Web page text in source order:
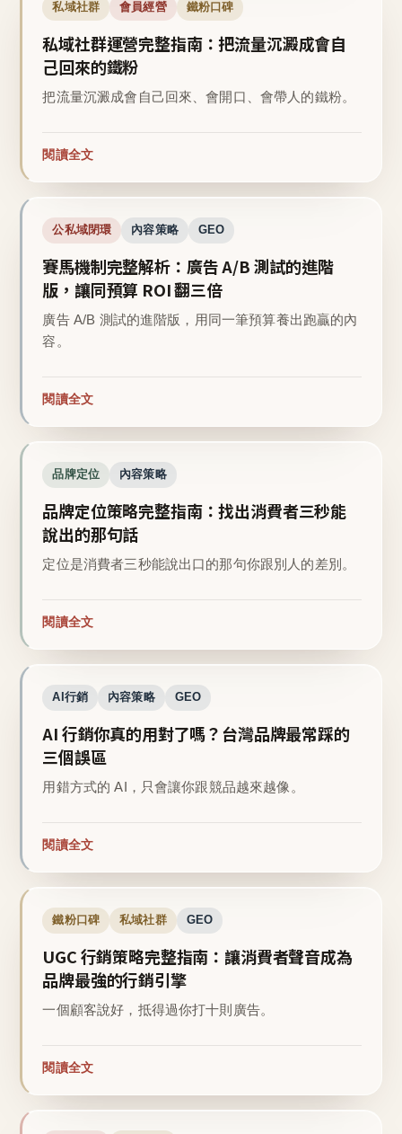
私域社群 會員經營 鐵粉口碑
私域社群運營完整指南：把流量沉澱成會自
己回來的鐵粉
把流量沉澱成會自己回來、會開口、會帶人的鐵粉。
閱讀全文
公私域閉環 內容策略 GEO
賽馬機制完整解析：廣告 A/B 測試的進階
版，讓同預算 ROI 翻三倍
廣告 A/B 測試的進階版，用同一筆預算養出跑贏的內
容。
閱讀全文
品牌定位 內容策略
品牌定位策略完整指南：找出消費者三秒能
說出的那句話
定位是消費者三秒能說出口的那句你跟別人的差別。
閱讀全文
AI行銷 內容策略 GEO
AI 行銷你真的用對了嗎？台灣品牌最常踩的
三個誤區
用錯方式的 AI，只會讓你跟競品越來越像。
閱讀全文
鐵粉口碑 私域社群 GEO
UGC 行銷策略完整指南：讓消費者聲音成為
品牌最強的行銷引擎
一個顧客說好，抵得過你打十則廣告。
閱讀全文